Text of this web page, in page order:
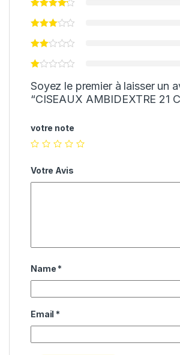
Soyez le premier à laisser un
“CISEAUX AMBIDEXTRE 21
votre note
Votre Avis
Name *
Email *